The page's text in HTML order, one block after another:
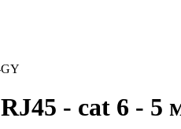
- cat 6 - 5